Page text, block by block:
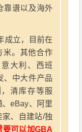
靠谱以及海外
成立，目前在
米。其他合作
大利、西班
、中大件产品
清库存等服
eBay、阿里
、自建站/独
要可以加GBA